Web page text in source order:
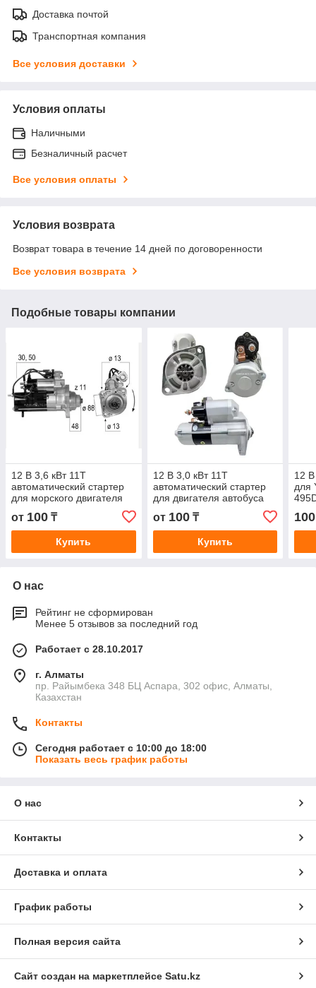
Доставка почтой
Транспортная компания
Все условия доставки
Условия оплаты
Наличными
Безналичный расчет
Все условия оплаты
Условия возврата
Возврат товара в течение 14 дней по договоренности
Все условия возврата
Подобные товары компании
12 В 3,6 кВт 11T
автоматический стартер
для морского двигателя
VOLVO PENTA D4 D6, oem
M8T55779 M8T55579
359461
от 100 ₸
Купить
12 В 3,0 кВт 11T
автоматический стартер
для двигателя автобуса
TOYOTA COASTER N04C
Hino 300 428000-4620
428000
от 100₸
Купить
12 В
для
100
О нас
Рейтинг не сформирован
Менее 5 отзывов за последний год
Работает с 28.10.2017
г. Алматы
пр. Райымбека 348 БЦ Аспара, 302 офис, Алматы,
Казахстан
Контакты
Сегодня работает с 10:00 до 18:00
Показать весь график работы
О нас
Контакты
Доставка и оплата
График работы
Полная версия сайта
Сайт создан на маркетплейсе Satu.kz